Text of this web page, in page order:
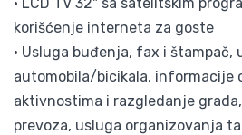
korišćenje interneta za goste
• Usluga buđenja, fax i
automobila/bicikala, informacije
aktivnostima i razgledanje
prevoza, usluga organizovanja